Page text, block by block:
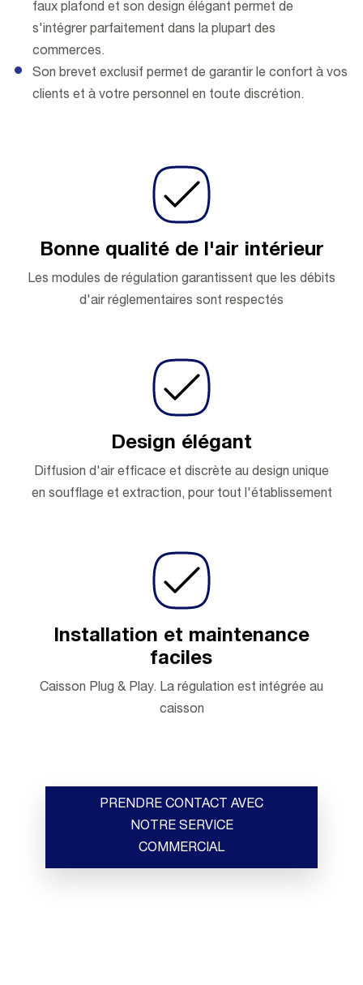
faux plafond et son design élégant permet de
s'intégrer parfaitement dans la plupart des
commerces.
Son brevet exclusif permet de garantir le confort à vos
clients et à votre personnel en toute discrétion.
Bonne qualité de l'air intérieur
Les modules de régulation garantissent que les débits
d'air réglementaires sont respectés
Design élégant
Diffusion d'air efficace et discrète au design unique
en soufflage et extraction, pour tout l'établissement
Installation et maintenance
faciles
Caisson Plug & Play. La régulation est intégrée au
caisson
PRENDRE CONTACT AVEC
NOTRE SERVICE
COMMERCIAL